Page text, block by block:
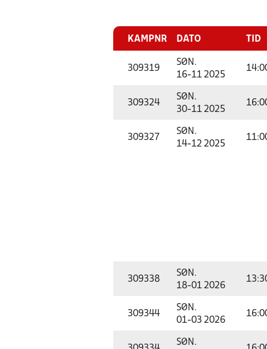
KAMPNR DATO TID
309319
SØN.
16-11 2025
309324
SØN.
30-11 2025
309327
SØN.
14-12 2025
309338
SØN.
18-01 2026
309344
SØN.
01-03 2026
SØN.